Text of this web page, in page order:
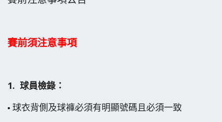
賽前須注意事項
1. 球員檢錄：
• 球衣背側及球褲必須有明顯號碼且必須一致